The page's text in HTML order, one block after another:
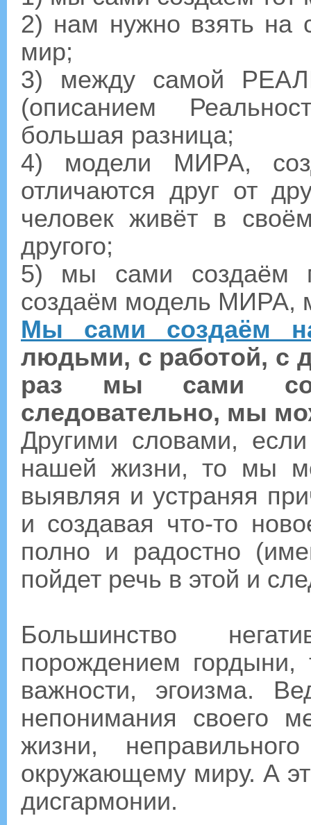
2) нам нужно взять на
мир;
3) между самой
(описанием
большая разница;
4) модели МИРА,
отличаются друг от
человек живёт в
другого;
5) мы сами создаём
создаём модель
Мы сами создаём
людьми, с работой, с
раз мы сами
следовательно, мы
Другими словами,
нашей жизни, то мы
выявляя и устраняя
и создавая что-то
полно и радостно
пойдет речь в этой и
Большинство
порождением гордыни,
важности, эгоизма.
непонимания своего
жизни,
окружающему миру. А
дисгармонии.